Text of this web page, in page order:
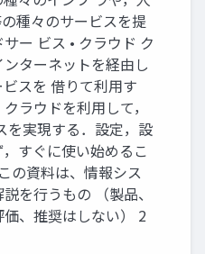
種々のサービスを提
ー ビス • クラウド ク
ターネットを経由し
スを 借りて利用す
ラウドを利用して，
を実現する．設定，設
すぐに使い始めるこ
の資料は、情報シス
を行うもの （製品、
、推奨はしない） 2